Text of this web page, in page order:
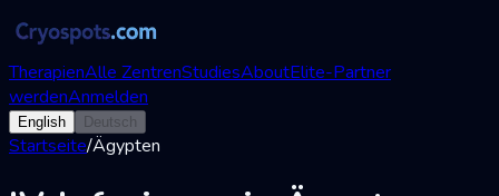
TherapienAlle ZentrenStudiesAboutElite-Partner
werdenAnmelden
English Deutsch
Startseite/Ägypten